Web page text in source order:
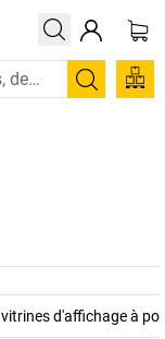
vitrines d'affichage à